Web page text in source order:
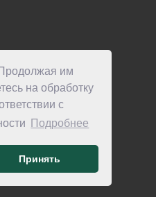
им
на обработку
с
Подробнее
Принять